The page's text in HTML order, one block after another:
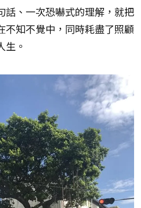
話、一次恐嚇式的理解，就把
不知不覺中，同時耗盡了照顧
生。